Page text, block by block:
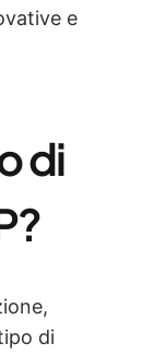
e
di
di